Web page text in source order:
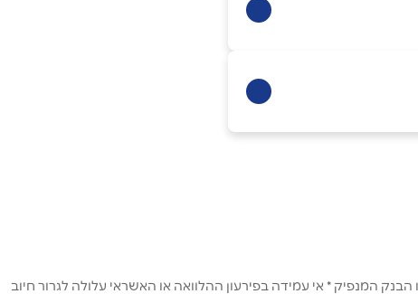
המנפיק * אי עמידה בפירעון ההלוואה או האשראי עלולה לגרור חיוב